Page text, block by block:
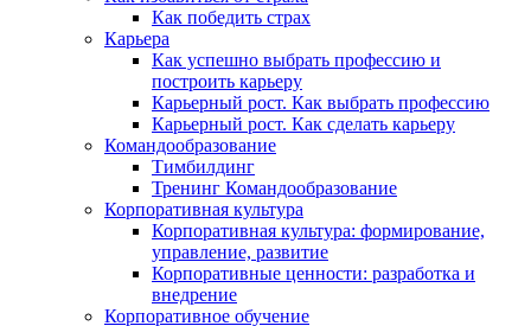
Как победить страх
Карьера
Как успешно выбрать профессию и
построить карьеру
Карьерный рост. Как выбрать профессию
Карьерный рост. Как сделать карьеру
Командообразование
Тимбилдинг
Тренинг Командообразование
Корпоративная культура
Корпоративная культура: формирование,
управление, развитие
Корпоративные ценности: разработка и
внедрение
Корпоративное обучение